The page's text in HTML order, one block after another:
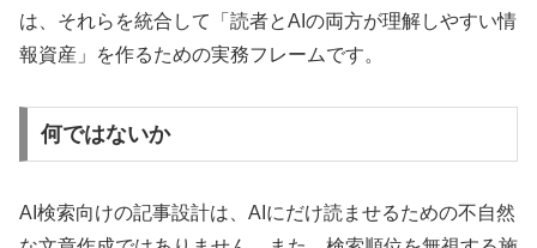
は、それらを統合して「読者とAIの両方が理解しやすい情
報資産」を作るための実務フレームです。
何ではないか
AI検索向けの記事設計は、AIにだけ読ませるための不自然